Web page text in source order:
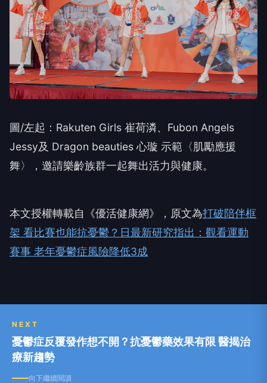
圖/左起：Rakuten Girls 崔荷潾、Fubon Angels
Jessy及 Dragon beauties 心璇 示範〈肌勵應援
舞〉，邀請樂齡族群一起舞出活力與健康。
本文授權轉載自《優活健康網》，原文為打破陪伴框
架 看比賽也能抗憂鬱？日最新研究指出：觀看運動
賽事 老年憂鬱症風險降低3成
NEXT
憂鬱症反覆發作想不開？抗憂鬱藥效果有限 醫揭治
療新趨勢
向下繼續閱讀